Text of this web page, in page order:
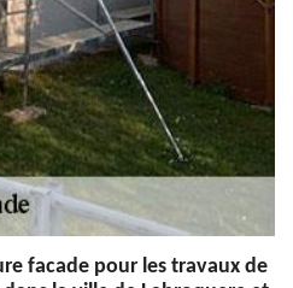
facade pour les travaux de